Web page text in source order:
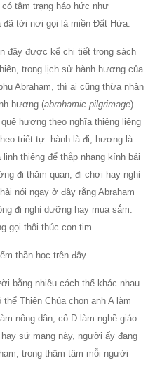
tâm trạng háo hức như
đã tới nơi gọi là miền Đất Hứa.
đây được kể chi tiết trong sách
trong lịch sử hành hương của
Abraham, thì ai cũng thừa nhận
hương (abrahamic pilgrimage).
hương theo nghĩa thiêng liêng
triết tự: hành là đi, hương là
thiêng để thắp nhang kính bái
đi thăm quan, đi chơi hay nghỉ
nói ngay ở đây rằng Abraham
đi nghỉ dưỡng hay mua sắm.
gọi thôi thúc con tim.
thần học trên đây.
bằng nhiều cách thế khác nhau.
Thiên Chúa chọn anh A làm
nông dân, cô D làm nghề giáo.
sứ mạng này, người ấy đang
trong thâm tâm mỗi người